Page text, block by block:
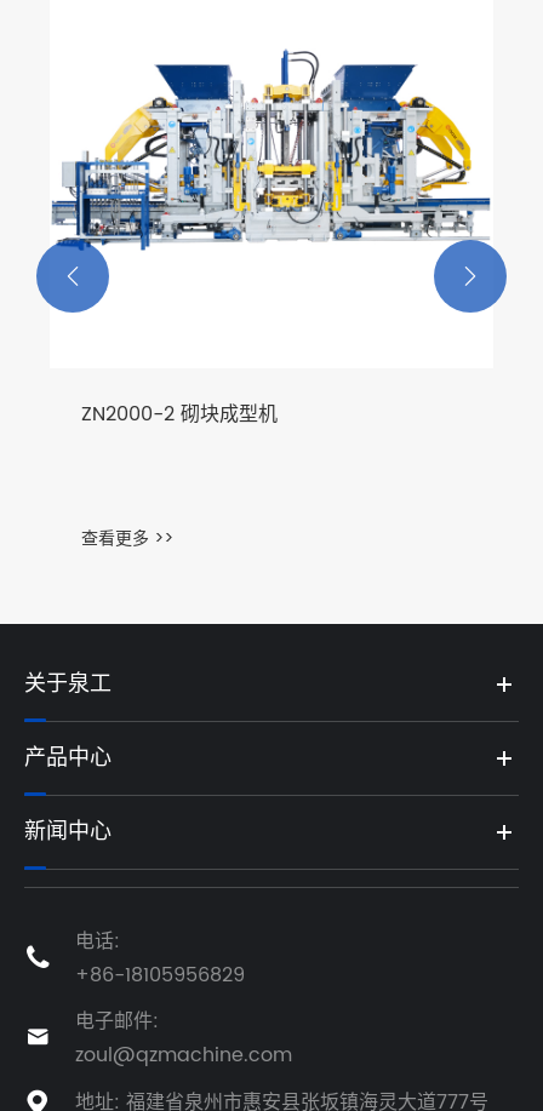
ZN2000-2 砌块成型机
查看更多 >>
 
关于泉工
产品中心
新闻中心

电话:
+86-18105956829

电子邮件:
zoul@qzmachine.com
 地址: 福建省泉州市惠安县张坂镇海灵大道777号